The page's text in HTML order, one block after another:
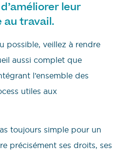
leur
au travail.
possible, veillez à rendre
aussi complet que
l’ensemble des
utiles aux
toujours simple pour un
précisément ses droits, ses